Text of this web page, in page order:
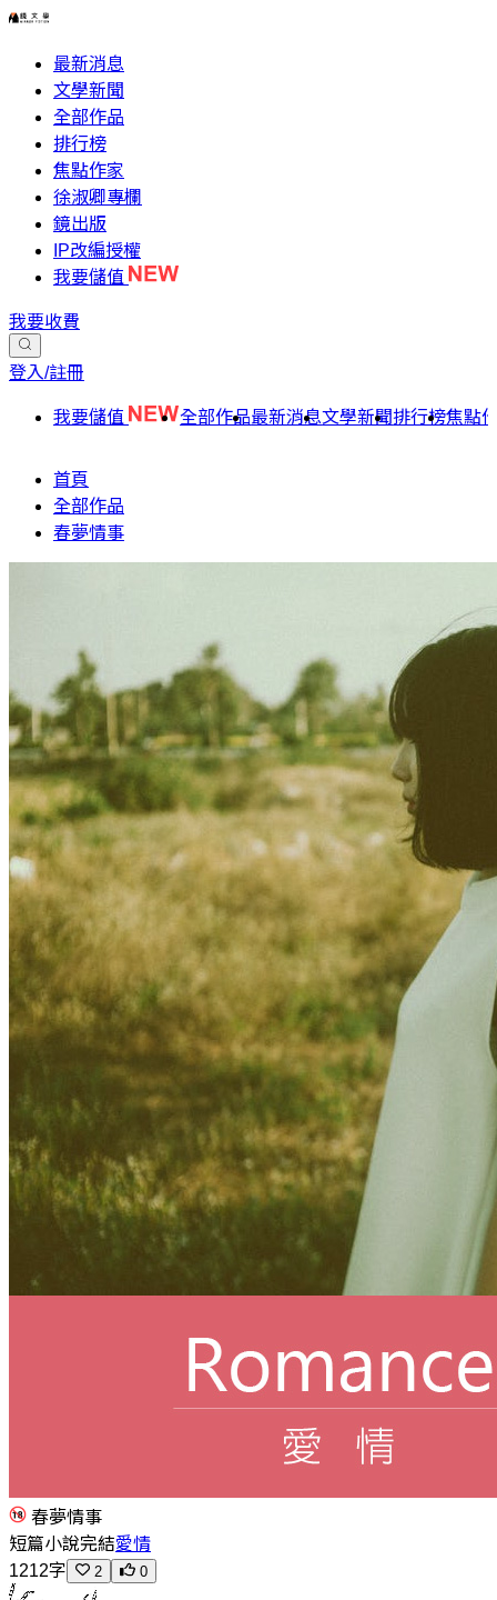
最新消息
文學新聞
全部作品
排行榜
焦點作家
徐淑卿專欄
鏡出版
IP改編授權
我要儲值
我要收費
登入/註冊
我要儲值 全部作品最新消息文學新聞排行榜焦點
首頁
全部作品
春夢情事
春夢情事
短篇小說完結愛情
1212字
2 0